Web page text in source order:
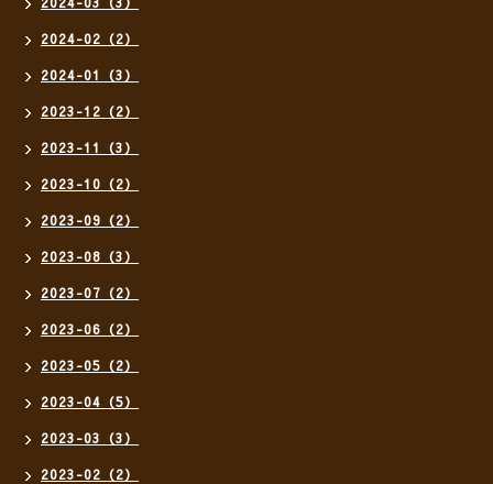
2024-02（2）
2024-01（3）
2023-12（2）
2023-11（3）
2023-10（2）
2023-09（2）
2023-08（3）
2023-07（2）
2023-06（2）
2023-05（2）
2023-04（5）
2023-03（3）
2023-02（2）